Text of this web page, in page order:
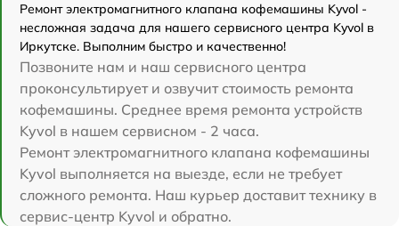
Ремонт электромагнитного клапана кофемашины Kyvol -
несложная задача для нашего сервисного центра Kyvol в
Иркутске. Выполним быстро и качественно!
Позвоните нам и наш сервисного центра
проконсультирует и озвучит стоимость ремонта
кофемашины. Среднее время ремонта устройств
Kyvol в нашем сервисном - 2 часа.
Ремонт электромагнитного клапана кофемашины
Kyvol выполняется на выезде, если не требует
сложного ремонта. Наш курьер доставит технику в
сервис-центр Kyvol и обратно.